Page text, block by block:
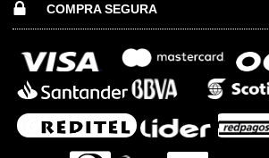
COMPRA SEGURA